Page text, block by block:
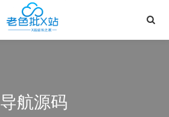
导航源码